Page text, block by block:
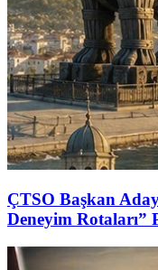
ÇTSO Başkan
Deneyim Rotaları”